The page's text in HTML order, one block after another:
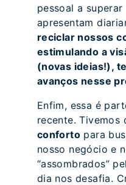
pessoal a
apresentam
reciclar nossos
estimulando a
(novas ideias!),
avanços nesse
Enfim, essa é
recente. Tivemos
confortopara
nosso negócio e
“assombrados”
dia nos desafia.